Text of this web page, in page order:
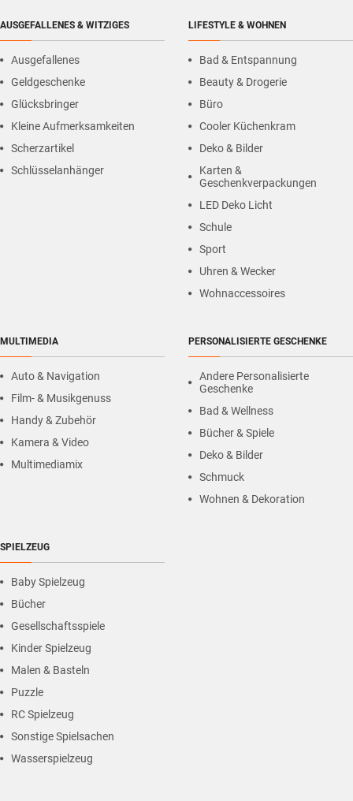
AUSGEFALLENES & WITZIGES
Ausgefallenes
Geldgeschenke
Glücksbringer
Kleine Aufmerksamkeiten
Scherzartikel
Schlüsselanhänger
LIFESTYLE & WOHNEN
Bad & Entspannung
Beauty & Drogerie
Büro
Cooler Küchenkram
Deko & Bilder
Karten &
Geschenkverpackungen
LED Deko Licht
Schule
Sport
Uhren & Wecker
Wohnaccessoires
MULTIMEDIA
Auto & Navigation
Film- & Musikgenuss
Handy & Zubehör
Kamera & Video
Multimediamix
PERSONALISIERTE GESCHENKE
Andere Personalisierte
Geschenke
Bad & Wellness
Bücher & Spiele
Deko & Bilder
Schmuck
Wohnen & Dekoration
SPIELZEUG
Baby Spielzeug
Bücher
Gesellschaftsspiele
Kinder Spielzeug
Malen & Basteln
Puzzle
RC Spielzeug
Sonstige Spielsachen
Wasserspielzeug